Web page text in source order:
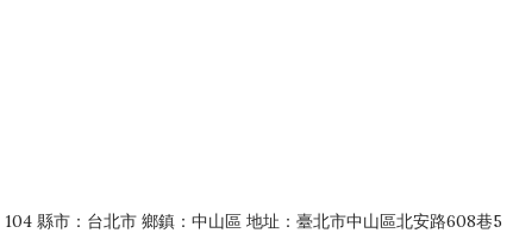
縣市：台北市 鄉鎮：中山區 地址：臺北市中山區北安路608巷5